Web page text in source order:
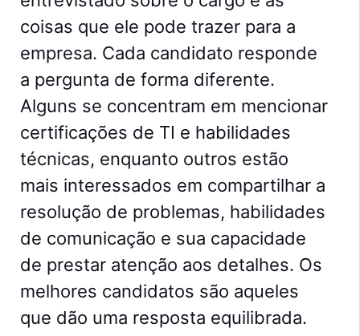
coisas que ele pode trazer para a
empresa. Cada candidato responde
a pergunta de forma diferente.
Alguns se concentram em mencionar
certificações de TI e habilidades
técnicas, enquanto outros estão
mais interessados em compartilhar a
resolução de problemas, habilidades
de comunicação e sua capacidade
de prestar atenção aos detalhes. Os
melhores candidatos são aqueles
que dão uma resposta equilibrada.